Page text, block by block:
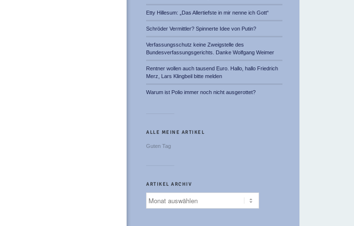
Etty Hillesum: „Das Allertiefste in mir nenne ich Gott“
Schröder Vermittler? Spinnerte Idee von Putin?
Verfassungsschutz keine Zweigstelle des
Bundesverfassungsgerichts. Danke Wolfgang Weimer
Rentner wollen auch tausend Euro. Hallo, hallo Friedrich
Merz, Lars Klingbeil bitte melden
Warum ist Polio immer noch nicht ausgerottet?
ALLE MEINE ARTIKEL
Guten Tag
ARTIKEL ARCHIV
Artikel
Archiv